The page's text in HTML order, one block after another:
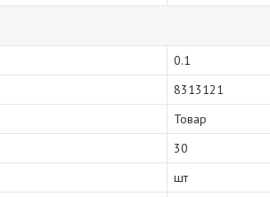
0.1
8313121
Товар
30
шт